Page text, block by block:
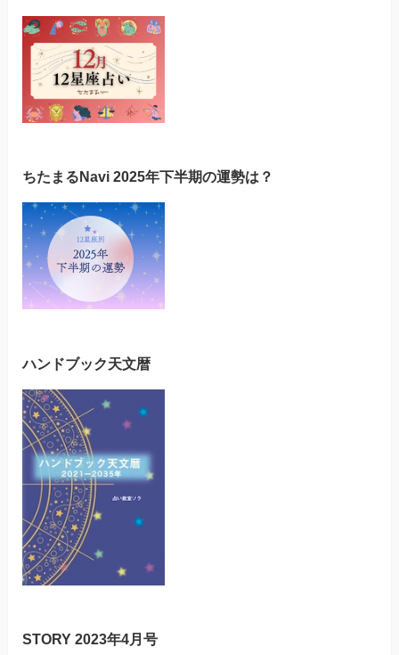
ちたまるNavi 2025年下半期の運勢は？
ハンドブック天文暦
STORY 2023年4月号